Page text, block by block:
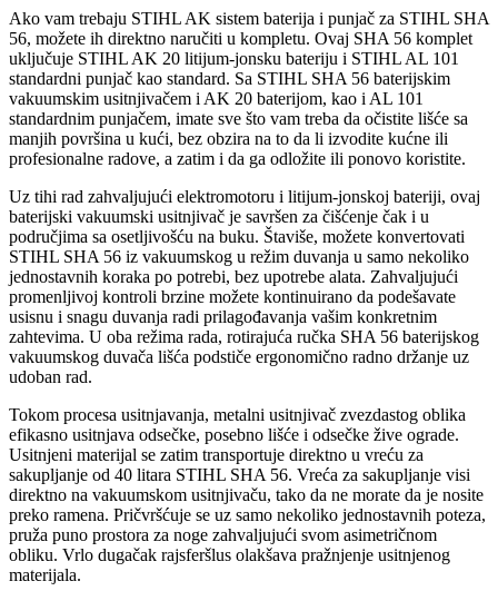
Ako vam trebaju STIHL AK sistem baterija i punjač za STIHL SHA
56, možete ih direktno naručiti u kompletu. Ovaj SHA 56 komplet
uključuje STIHL AK 20 litijum-jonsku bateriju i STIHL AL 101
standardni punjač kao standard. Sa STIHL SHA 56 baterijskim
vakuumskim usitnjivačem i AK 20 baterijom, kao i AL 101
standardnim punjačem, imate sve što vam treba da očistite lišće sa
manjih površina u kući, bez obzira na to da li izvodite kućne ili
profesionalne radove, a zatim i da ga odložite ili ponovo koristite.
Uz tihi rad zahvaljujući elektromotoru i litijum-jonskoj bateriji, ovaj
baterijski vakuumski usitnjivač je savršen za čišćenje čak i u
područjima sa osetljivošću na buku. Štaviše, možete konvertovati
STIHL SHA 56 iz vakuumskog u režim duvanja u samo nekoliko
jednostavnih koraka po potrebi, bez upotrebe alata. Zahvaljujući
promenljivoj kontroli brzine možete kontinuirano da podešavate
usisnu i snagu duvanja radi prilagođavanja vašim konkretnim
zahtevima. U oba režima rada, rotirajuća ručka SHA 56 baterijskog
vakuumskog duvača lišća podstiče ergonomično radno držanje uz
udoban rad.
Tokom procesa usitnjavanja, metalni usitnjivač zvezdastog oblika
efikasno usitnjava odsečke, posebno lišće i odsečke žive ograde.
Usitnjeni materijal se zatim transportuje direktno u vreću za
sakupljanje od 40 litara STIHL SHA 56. Vreća za sakupljanje visi
direktno na vakuumskom usitnjivaču, tako da ne morate da je nosite
preko ramena. Pričvršćuje se uz samo nekoliko jednostavnih poteza,
pruža puno prostora za noge zahvaljujući svom asimetričnom
obliku. Vrlo dugačak rajsferšlus olakšava pražnjenje usitnjenog
materijala.